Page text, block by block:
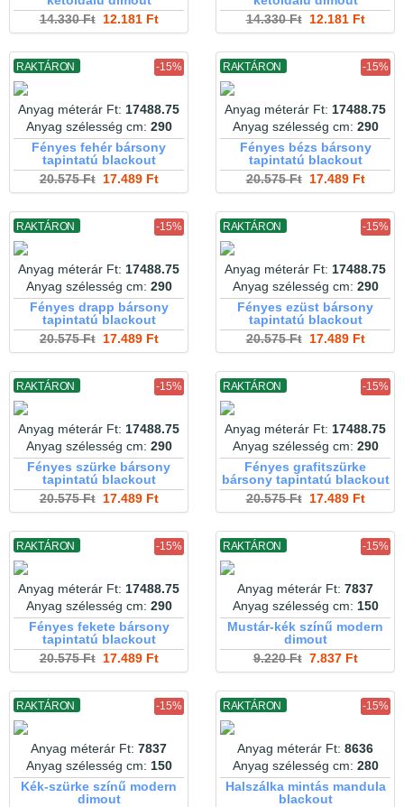
14.330 Ft12.181 Ft
14.330 Ft12.181 Ft
RAKTÁRON -15%
Anyag méterár Ft: 17488.75
Anyag szélesség cm: 290
Fényes fehér bársony
tapintatú blackout
20.575 Ft17.489 Ft
RAKTÁRON -15%
Anyag méterár Ft: 17488.75
Anyag szélesség cm: 290
Fényes bézs bársony
tapintatú blackout
20.575 Ft17.489 Ft
RAKTÁRON -15%
Anyag méterár Ft: 17488.75
Anyag szélesség cm: 290
Fényes drapp bársony
tapintatú blackout
20.575 Ft17.489 Ft
RAKTÁRON -15%
Anyag méterár Ft: 17488.75
Anyag szélesség cm: 290
Fényes ezüst bársony
tapintatú blackout
20.575 Ft17.489 Ft
RAKTÁRON -15%
Anyag méterár Ft: 17488.75
Anyag szélesség cm: 290
Fényes szürke bársony
tapintatú blackout
20.575 Ft17.489 Ft
RAKTÁRON -15%
Anyag méterár Ft: 17488.75
Anyag szélesség cm: 290
Fényes grafitszürke
bársony tapintatú blackout
20.575 Ft17.489 Ft
RAKTÁRON -15%
Anyag méterár Ft: 17488.75
Anyag szélesség cm: 290
Fényes fekete bársony
tapintatú blackout
20.575 Ft17.489 Ft
RAKTÁRON -15%
Anyag méterár Ft: 7837
Anyag szélesség cm: 150
Mustár-kék színű modern
dimout
9.220 Ft7.837 Ft
RAKTÁRON -15%
Anyag méterár Ft: 7837
Anyag szélesség cm: 150
Kék-szürke színű modern
dimout
RAKTÁRON -15%
Anyag méterár Ft: 8636
Anyag szélesség cm: 280
Halszálka mintás mandula
blackout